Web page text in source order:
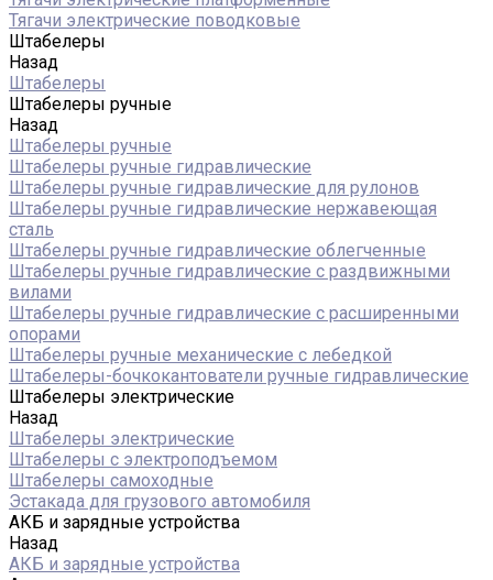
Тягачи электрические поводковые
Штабелеры
Назад
Штабелеры
Штабелеры ручные
Назад
Штабелеры ручные
Штабелеры ручные гидравлические
Штабелеры ручные гидравлические для рулонов
Штабелеры ручные гидравлические нержавеющая
сталь
Штабелеры ручные гидравлические облегченные
Штабелеры ручные гидравлические с раздвижными
вилами
Штабелеры ручные гидравлические с расширенными
опорами
Штабелеры ручные механические с лебедкой
Штабелеры-бочкокантователи ручные гидравлические
Штабелеры электрические
Назад
Штабелеры электрические
Штабелеры с электроподъемом
Штабелеры самоходные
Эстакада для грузового автомобиля
АКБ и зарядные устройства
Назад
АКБ и зарядные устройства